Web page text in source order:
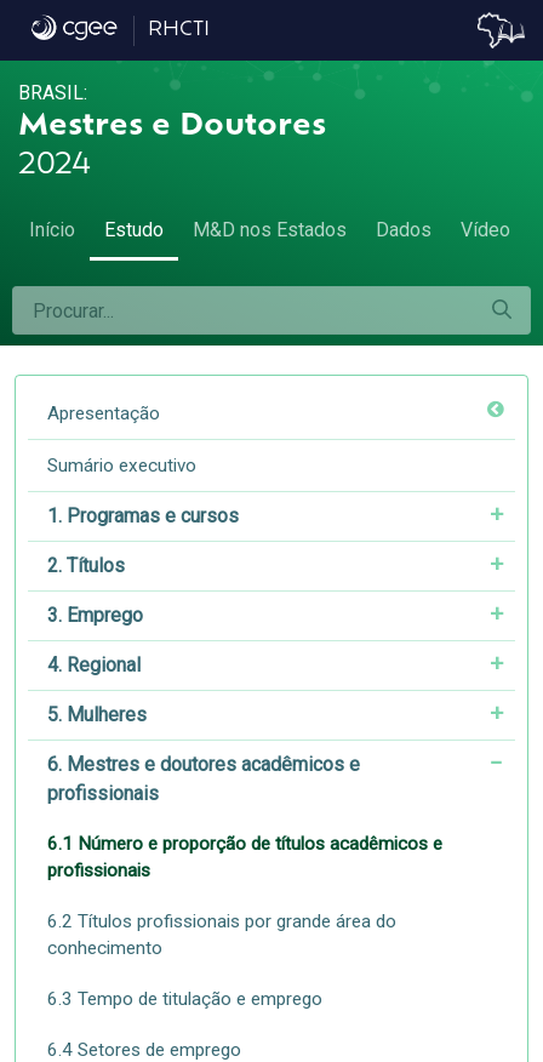
6.1 Número e proporção de títulos
RHCTI
BRASIL:
Mestres e Doutores
2024
Início Estudo M&D nos Estados Dados Vídeo
Apresentação
Sumário executivo
1. Programas e cursos
2. Títulos
3. Emprego
4. Regional
5. Mulheres
6. Mestres e doutores acadêmicos e
profissionais
6.1 Número e proporção de títulos acadêmicos e
profissionais
6.2 Títulos profissionais por grande área do
conhecimento
6.3 Tempo de titulação e emprego
6.4 Setores de emprego